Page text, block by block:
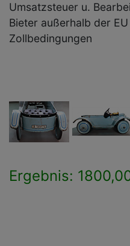
Umsatzsteuer u.
Bieter außerhalb der
Zollbedingungen
Ergebnis: